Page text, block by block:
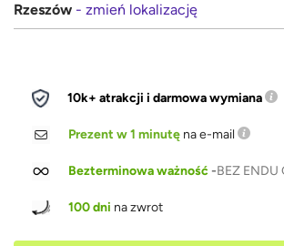
Rzeszów - zmień lokalizację
10k+ atrakcji i darmowa wymiana
Prezent w 1 minutę na e-mail
Bezterminowa ważność-BEZ ENDU
100 dni na zwrot